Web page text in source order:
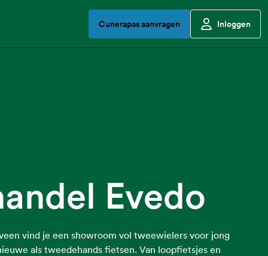
Cunerapas aanvragen Inloggen
Evedo
vind je een showroom vol tweewielers voor jong
als tweedehands fietsen. Van loopfietsjes en